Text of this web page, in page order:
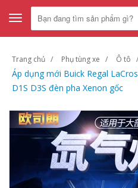
Toggle
navigation
Trang chủ Phụ tùng xe Ô tô
Áp dụng mới Buick Regal
D1S D3S đèn pha Xenon gốc